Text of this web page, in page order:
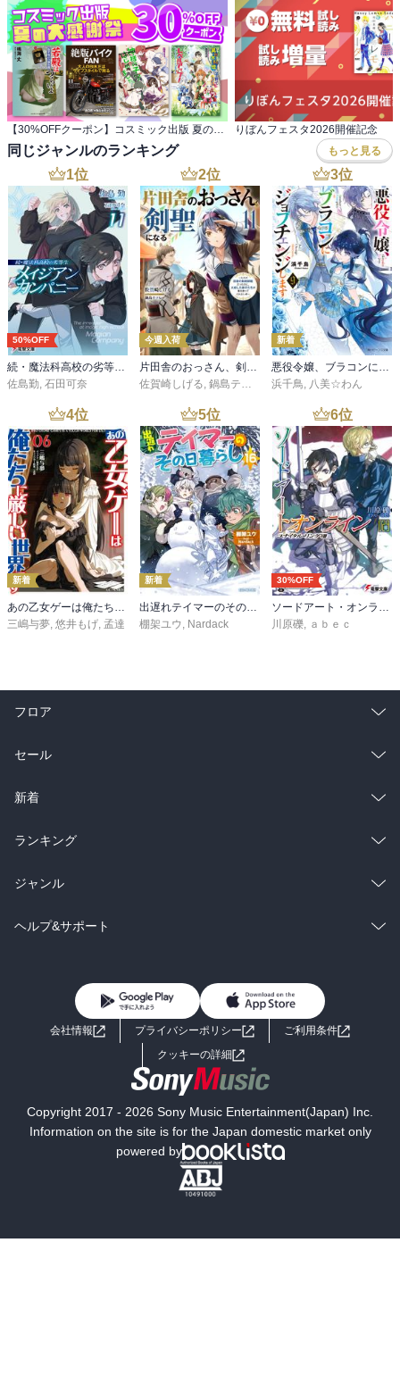
りぼんフェスタ2026開催記念
同じジャンルのランキング もっと見る
1位
50%OFF
続・魔法科高校の劣等生 メイジアン・カンパニー(11)
佐島勤, 石田可奈
2位
今週入荷
片田舎のおっさん、剣聖になる 11 ～ただの田舎の剣術師範だったのに、大成した弟子たちが俺を放ってくれない件～
佐賀崎しげる, 鍋島テツヒロ
3位
新着
悪役令嬢、ブラコンにジョブチェンジします９【電子特典付き】
浜千鳥, 八美☆わん
4位
新着
あの乙女ゲーは俺たちに厳しい世界です 6
三嶋与夢, 悠井もげ, 孟達
5位
新着
出遅れテイマーのその日暮らし 16
棚架ユウ, Nardack
6位
30%OFF
ソードアート・オンライン29 ユナイタル・リングVIII
川原礫, ａｂｅｃ
フロア
総合
ラノベ
雑誌・グラビア
BL・TL
セール
総合
ラノベ
雑誌・グラビア
BL・TL
新着
総合
ラノベ
雑誌・グラビア
ランキング
総合
ラノベ
ジャンル
コミック
ライトノベル 男子向けラノベ
小説
海外小説
ミステリー SF
文学
ヘルプ&サポート
よくあるご質問 お問い合わせ
会社情報 プライバシーポリシー
ご利用条件
クッキーの詳細
Copyright 2017 - 2026 Sony Music Entertainment(Japan) Inc.
Information on the site is for the Japan domestic market only
powered by